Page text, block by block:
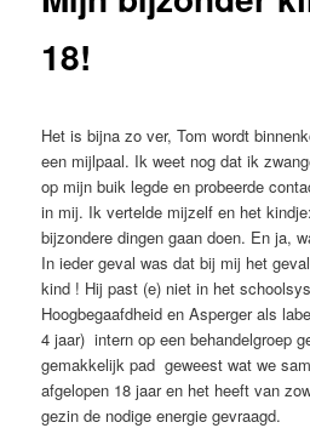
18!
Het is bijna zo ver, Tom wordt
een mijlpaal. Ik weet nog dat ik
op mijn buik legde en probeerde
in mij. Ik vertelde mijzelf en het
bijzondere dingen gaan doen. En ja,
In ieder geval was dat bij mij het
kind ! Hij past (e) niet in het
Hoogbegaafdheid en Asperger als
4 jaar) intern op een behandelgroep
gemakkelijk pad geweest wat we
afgelopen 18 jaar en het heeft van
gezin de nodige energie gevraagd.